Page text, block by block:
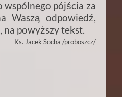
pójścia za
Waszą odpowiedź,
powyższy tekst.
Ks. Jacek Socha /proboszcz/